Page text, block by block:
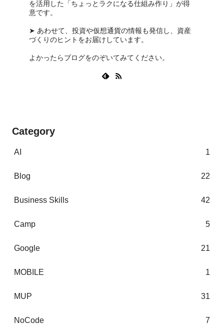
を活用した「ちょっとラクになる仕組み作り」が得
意です。
➤ あわせて、投資や仮想通貨の情報も発信し、資産
づくりのヒントをお届けしています。
よかったらブログをのぞいてみてください。
Category
AI 1
Blog 22
Business Skills 42
Camp 5
Google 21
MOBILE 1
MUP 31
NoCode 7